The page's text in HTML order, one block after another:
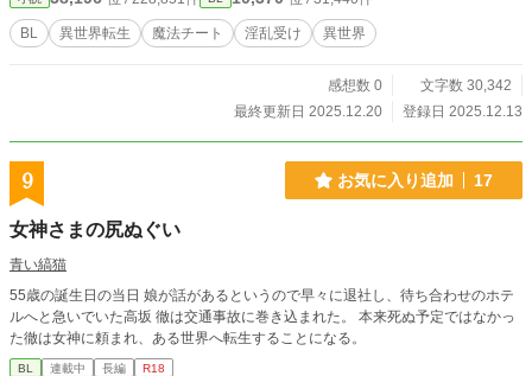
より、その条件が容認されていると知り、渋るリスティスだ
ったが、報酬の魅力と希少なパルフェの力に惹かれ、翌日、
会うことを決意する。 ​待ち合わせ場所に現れたのは、パルフ
いう、華奢で貴族のような軽装の目を引く青年だった。 ​改め
てリスティスが報酬の件を尋ねると、セシルは一切臆するこ
は、実力派の二人を大いに動揺させるのだった。
BL 異世界転生 魔法チート 淫乱受け 異世界
感想数 0
文字数 30,342
最終更新日 2025.12.20
登録日 2025.12.13
9 お気に入り追加 17
女神さまの尻ぬぐい
青い縞猫
55歳の誕生日の当日 娘が話があるというので早々に退社し、待ち合わせのホテ
ルへと急いでいた高坂 徹は交通事故に巻き込まれた。 本来死ぬ予定ではなかっ
た徹は女神に頼まれ、ある世界へ転生することになる。
BL 連載中 長編 R18